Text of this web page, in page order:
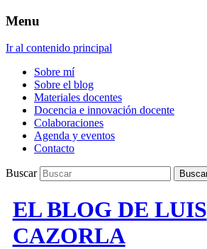
Menu
Ir al contenido principal
Sobre mí
Sobre el blog
Materiales docentes
Docencia e innovación docente
Colaboraciones
Agenda y eventos
Contacto
Buscar
EL BLOG DE LUIS
CAZORLA